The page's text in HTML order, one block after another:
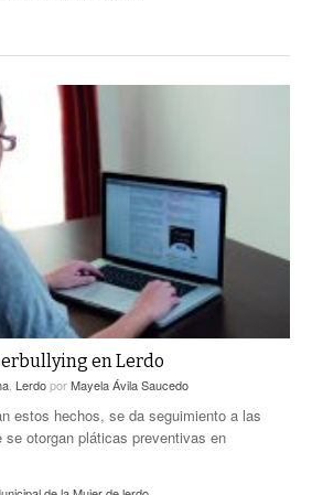
en Lerdo
, LerdoporMayela Ávila Saucedo
estos hechos, se da seguimiento a las
otorgan pláticas preventivas en